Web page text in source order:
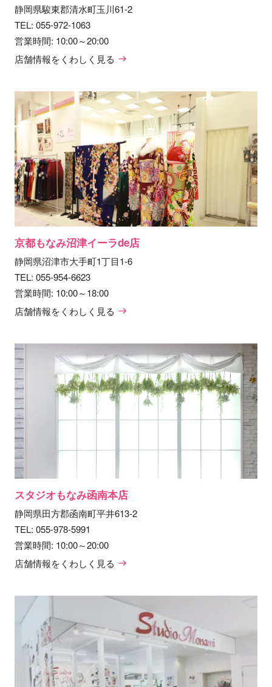
静岡県駿東郡清水町玉川61-2
TEL: 055-972-1063
営業時間: 10:00～20:00
店舗情報をくわしく見る
京都もなみ沼津イーラde店
静岡県沼津市大手町1丁目1-6
TEL: 055-954-6623
営業時間: 10:00～18:00
店舗情報をくわしく見る
スタジオもなみ函南本店
静岡県田方郡函南町平井613-2
TEL: 055-978-5991
営業時間: 10:00～20:00
店舗情報をくわしく見る